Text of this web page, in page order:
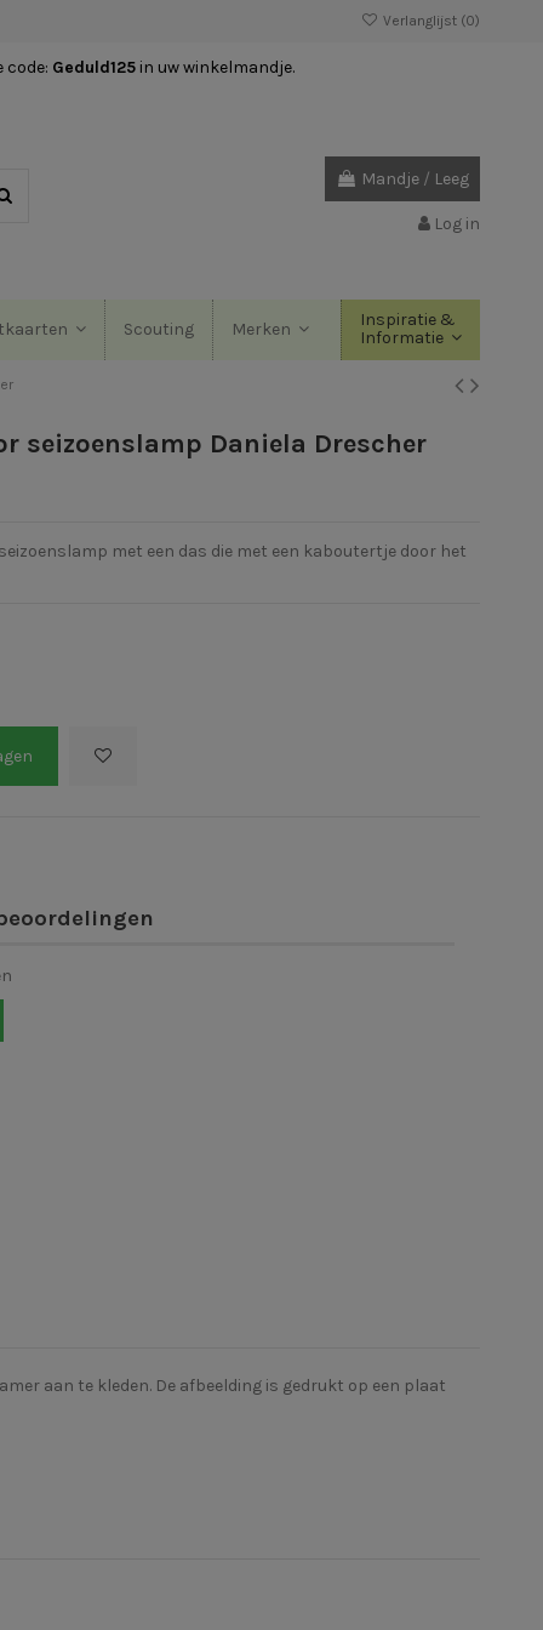
Verlanglijst (0)
code: Geduld125 in uw winkelmandje.
Mandje / Leeg
Log in
Scouting Merken
Inspiratie &
Informatie
seizoenslamp Daniela Drescher
met een das die met een kaboutertje door het
aan te kleden. De afbeelding is gedrukt op een plaat